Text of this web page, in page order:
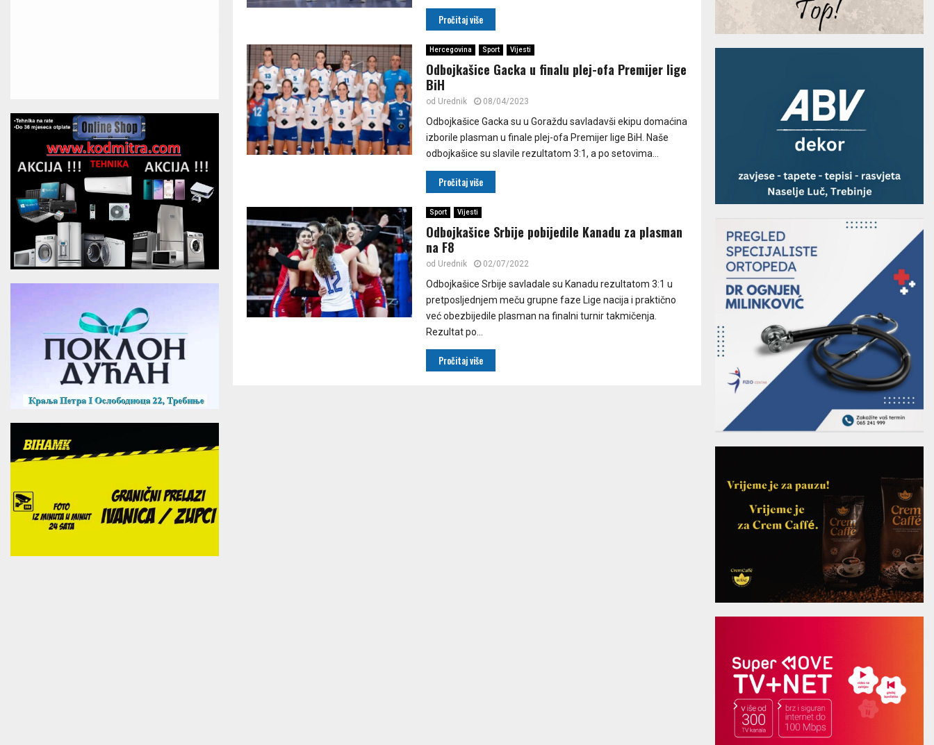
Pročitaj više
Hercegovina Sport Vijesti
Odbojkašice Gacka u finalu plej-ofa Premijer lige
BiH
od Urednik 08/04/2023
Odbojkašice Gacka su u Goraždu savladavši ekipu domaćina
izborile plasman u finale plej-ofa Premijer lige BiH. Naše
odbojkašice su slavile rezultatom 3:1, a po setovima...
Pročitaj više
Sport Vijesti
Odbojkašice Srbije pobijedile Kanadu za plasman
na F8
od Urednik 02/07/2022
​Odbojkašice Srbije savladale su Kanadu rezultatom 3:1 u
pretposljednjem meču grupne faze Lige nacija i praktično
već obezbijedile plasman na finalni turnir takmičenja.
Rezultat po...
Pročitaj više